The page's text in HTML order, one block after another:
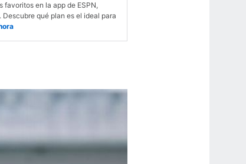
favoritos en la app de ESPN,
Descubre qué plan es el ideal para